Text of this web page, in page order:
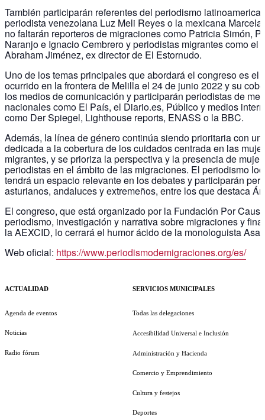
También participarán referentes del periodismo
periodista venezolana Luz Meli Reyes o la mexicana Marcela
no faltarán reporteros de migraciones como Patricia Simón,
Naranjo e Ignacio Cembrero y periodistas migrantes como el
Abraham Jiménez, ex director de El Estornudo.
Uno de los temas principales que abordará el congreso es el
ocurrido en la frontera de Melilla el 24 de junio 2022 y su
los medios de comunicación y participarán periodistas de
nacionales como El País, el Diario.es, Público y medios
como Der Spiegel, Lighthouse reports, ENASS o la BBC.
Además, la línea de género continúa siendo prioritaria con
dedicada a la cobertura de los cuidados centrada en las
migrantes, y se prioriza la perspectiva y la presencia de
periodistas en el ámbito de las migraciones. El periodismo
tendrá un espacio relevante en los debates y participarán
asturianos, andaluces y extremeños, entre los que destaca
El congreso, que está organizado por la Fundación Por
periodismo, investigación y narrativa sobre migraciones y
la AEXCID, lo cerrará el humor ácido de la monologuista
Web oficial: https://www.periodismodemigraciones.org/es/
ACTUALIDAD
Agenda de eventos
Noticias
Radio fórum
SERVICIOS MUNICIPALES
Todas las delegaciones
Accesibilidad Universal e Inclusión
Administración y Hacienda
Comercio y Emprendimiento
Cultura y festejos
Deportes